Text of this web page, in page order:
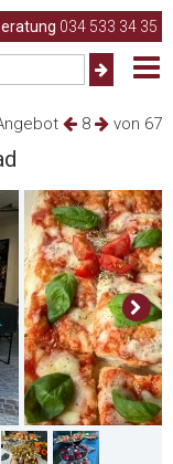
034 533 34 35
8 von 67